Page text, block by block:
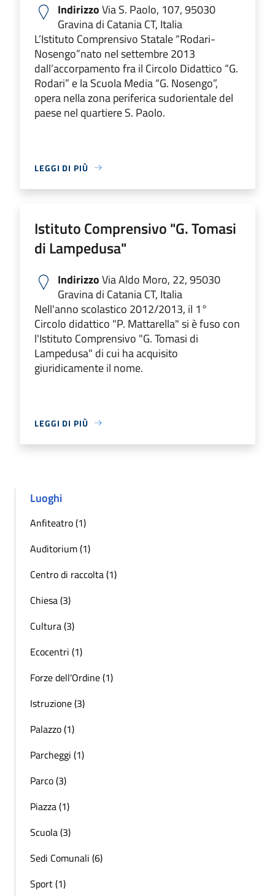
IndirizzoVia S. Paolo, 107, 95030
Gravina di Catania CT, Italia
L’Istituto Comprensivo Statale “Rodari-
Nosengo”nato nel settembre 2013
dall’accorpamento fra il Circolo Didattico “G.
Rodari” e la Scuola Media “G. Nosengo”,
opera nella zona periferica sudorientale del
paese nel quartiere S. Paolo.
LEGGI DI PIÙ
Istituto Comprensivo "G. Tomasi
di Lampedusa"
IndirizzoVia Aldo Moro, 22, 95030
Gravina di Catania CT, Italia
Nell'anno scolastico 2012/2013, il 1°
Circolo didattico "P. Mattarella" si è fuso con
l'Istituto Comprensivo "G. Tomasi di
Lampedusa" di cui ha acquisito
giuridicamente il nome.
LEGGI DI PIÙ
Luoghi
Anfiteatro (1)
Auditorium (1)
Centro di raccolta (1)
Chiesa (3)
Cultura (3)
Ecocentri (1)
Forze dell'Ordine (1)
Istruzione (3)
Palazzo (1)
Parcheggi (1)
Parco (3)
Piazza (1)
Scuola (3)
Sedi Comunali (6)
Sport (1)